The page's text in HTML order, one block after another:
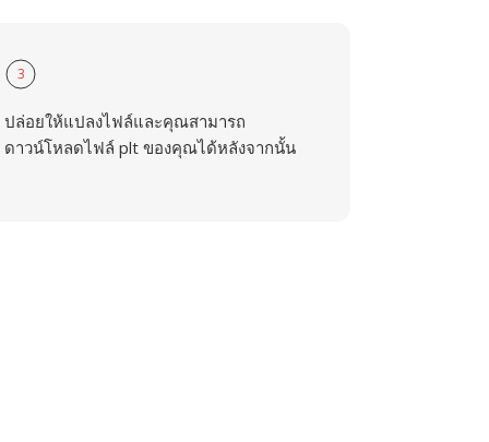
3
ปล่อยให้แปลงไฟล์และคุณสามารถ
ดาวน์โหลดไฟล์ plt ของคุณได้หลังจากนั้น